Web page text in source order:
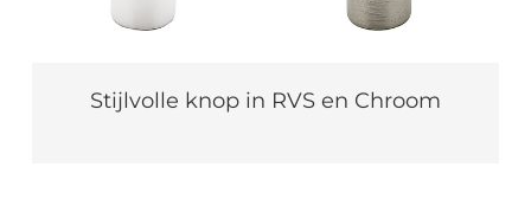
Stijlvolle knop in RVS en Chroom